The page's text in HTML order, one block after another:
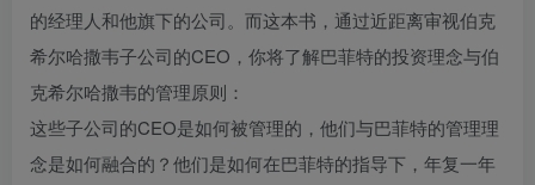
的经理人和他旗下的公司。而这本书，通过近距离审视伯克
希尔哈撒韦子公司的CEO，你将了解巴菲特的投资理念与伯
克希尔哈撒韦的管理原则：
这些子公司的CEO是如何被管理的，他们与巴菲特的管理理
念是如何融合的？他们是如何在巴菲特的指导下，年复一年